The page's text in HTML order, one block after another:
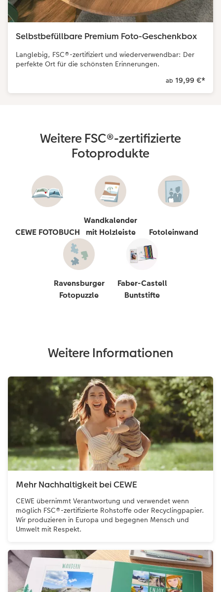
Selbstbefüllbare Premium Foto-Geschenkbox
Langlebig, FSC®-zertifiziert und wiederverwendbar: Der
perfekte Ort für die schönsten Erinnerungen.
ab 19,99 €*
Weitere FSC®-zertifizierte
Fotoprodukte
CEWE FOTOBUCH
Wandkalender
mit Holzleiste
Fotoleinwand
Ravensburger
Fotopuzzle
Faber-Castell
Buntstifte
Weitere Informationen
Mehr Nachhaltigkeit bei CEWE
CEWE übernimmt Verantwortung und verwendet wenn
möglich FSC®-zertifizierte Rohstoffe oder Recyclingpapier.
Wir produzieren in Europa und begegnen Mensch und
Umwelt mit Respekt.